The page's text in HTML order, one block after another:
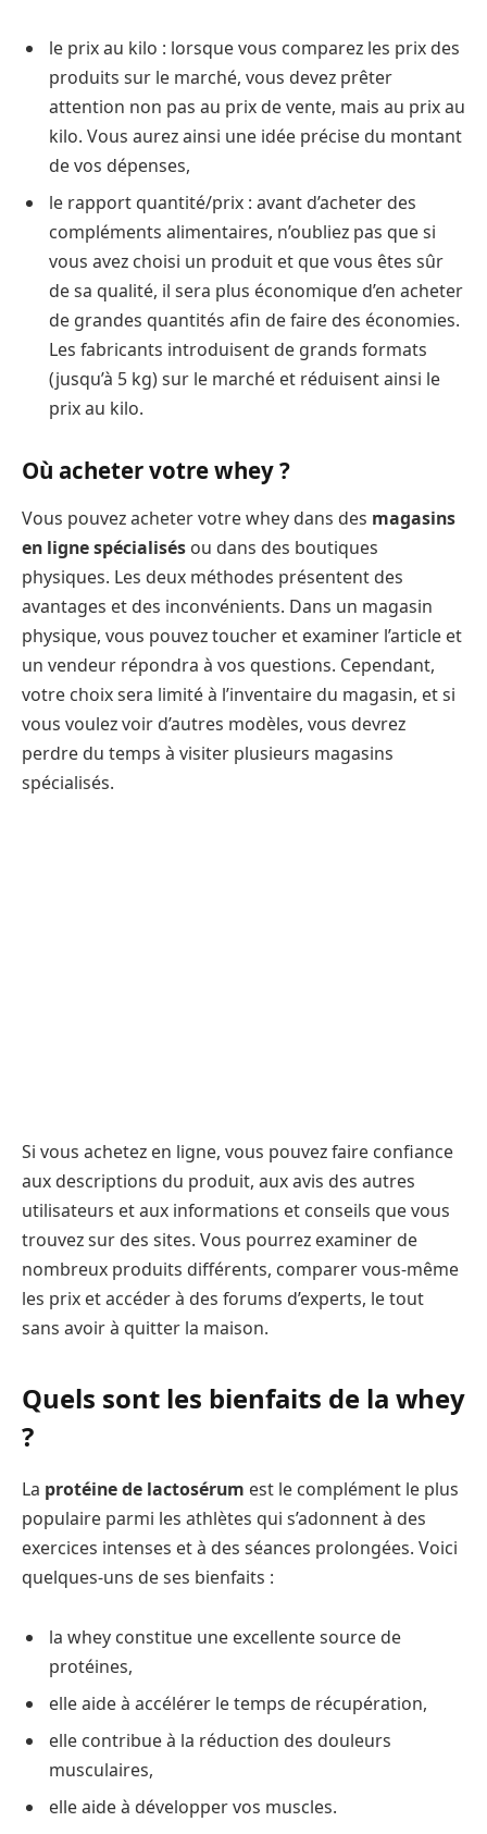
le prix au kilo : lorsque vous comparez les prix des
produits sur le marché, vous devez prêter
attention non pas au prix de vente, mais au prix au
kilo. Vous aurez ainsi une idée précise du montant
de vos dépenses,
le rapport quantité/prix : avant d’acheter des
compléments alimentaires, n’oubliez pas que si
vous avez choisi un produit et que vous êtes sûr
de sa qualité, il sera plus économique d’en acheter
de grandes quantités afin de faire des économies.
Les fabricants introduisent de grands formats
(jusqu’à 5 kg) sur le marché et réduisent ainsi le
prix au kilo.
Où acheter votre whey ?
Vous pouvez acheter votre whey dans des magasins
en ligne spécialisés ou dans des boutiques
physiques. Les deux méthodes présentent des
avantages et des inconvénients. Dans un magasin
physique, vous pouvez toucher et examiner l’article et
un vendeur répondra à vos questions. Cependant,
votre choix sera limité à l’inventaire du magasin, et si
vous voulez voir d’autres modèles, vous devrez
perdre du temps à visiter plusieurs magasins
spécialisés.
Si vous achetez en ligne, vous pouvez faire confiance
aux descriptions du produit, aux avis des autres
utilisateurs et aux informations et conseils que vous
trouvez sur des sites. Vous pourrez examiner de
nombreux produits différents, comparer vous-même
les prix et accéder à des forums d’experts, le tout
sans avoir à quitter la maison.
Quels sont les bienfaits de la whey
?
La protéine de lactosérum est le complément le plus
populaire parmi les athlètes qui s’adonnent à des
exercices intenses et à des séances prolongées. Voici
quelques-uns de ses bienfaits :
la whey constitue une excellente source de
protéines,
elle aide à accélérer le temps de récupération,
elle contribue à la réduction des douleurs
musculaires,
elle aide à développer vos muscles.